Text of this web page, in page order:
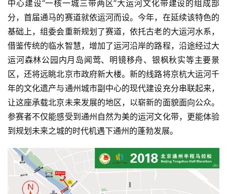
中心建设“一核一城三带两区”大运河文化带建设的组成部
分，首届通马的赛道就依运河而设。今年，在延续该特色的
基础上，组委会重新规划了赛道，依托古老的大运河水系，
借鉴传统的临水智慧，增加了运河沿岸的路程，沿途经过大
运河森林公园内月岛闻莺、明镜移舟、银枫秋实等主要景
区，还将远眺北京市政府新大楼。新的线路将京杭大运河千
年的文化遗产与通州城市副中心的现代建设充分串联起来，
让这座承载北京未来发展的地区，以崭新的面貌面向公众。
参赛者不仅能感受到通州自然为美的运河文化带，更能体验
到规划未来之城的时代机遇下通州的蓬勃发展。